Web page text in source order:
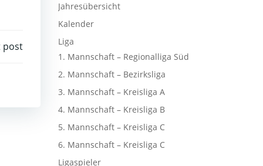
post
Jahresübersicht
Kalender
Liga
1. Mannschaft – Regionalliga Süd
2. Mannschaft – Bezirksliga
3. Mannschaft – Kreisliga A
4. Mannschaft – Kreisliga B
5. Mannschaft – Kreisliga C
6. Mannschaft – Kreisliga C
Ligaspieler